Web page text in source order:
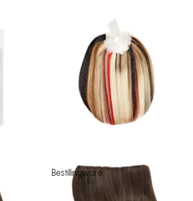
Bestillingsvare